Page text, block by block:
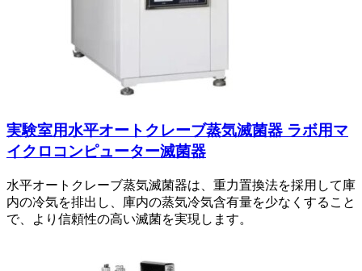
実験室用水平オートクレーブ蒸気滅菌器 ラボ用マ
イクロコンピューター滅菌器
水平オートクレーブ蒸気滅菌器は、重力置換法を採用して庫
内の冷気を排出し、庫内の蒸気冷気含有量を少なくすること
で、より信頼性の高い滅菌を実現します。